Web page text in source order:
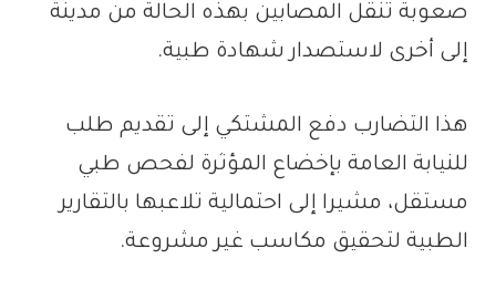
صعوبة تنقل المصابين بهذه الحالة من مدينة
إلى أخرى لاستصدار شهادة طبية.
هذا التضارب دفع المشتكي إلى تقديم طلب
للنيابة العامة بإخضاع المؤثرة لفحص طبي
مستقل، مشيرا إلى احتمالية تلاعبها بالتقارير
الطبية لتحقيق مكاسب غير مشروعة.